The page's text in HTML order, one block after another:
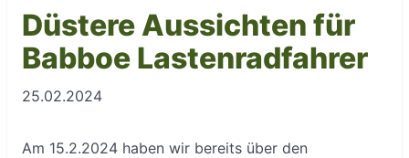
Düstere Aussichten für
Babboe Lastenradfahrer
25.02.2024
Am 15.2.2024 haben wir bereits über den